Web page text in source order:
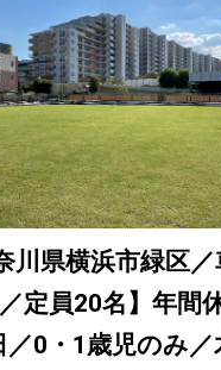
川県横浜市緑区／
定員20名】年間
／0・1歳児のみ／